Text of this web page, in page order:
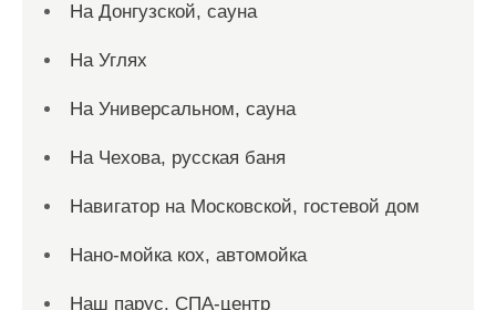
На Донгузской, сауна
На Углях
На Универсальном, сауна
На Чехова, русская баня
Навигатор на Московской, гостевой дом
Нано-мойка кох, автомойка
Наш парус, СПА-центр